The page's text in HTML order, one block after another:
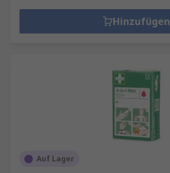
Hinzufügen
Auf Lager